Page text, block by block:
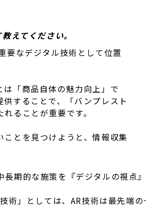
えてください。
要なデジタル技術として位置
「商品自体の魅力向上」で
することで、「バンプレスト
ることが重要です。
とを見つけようと、情報収集
期的な施策を『デジタルの視点
」としては、AR技術は最先端